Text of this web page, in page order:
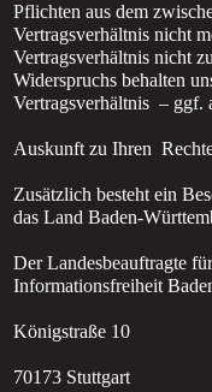
Pflichten aus dem
Vertragsverhältnis nicht
Vertragsverhältnis nicht
Widerspruchs behalten
Vertragsverhältnis – ggf.
Auskunft zu Ihren
Zusätzlich besteht ein
das Land Baden-
Der Landesbeauftragte
Informationsfreiheit
Königstraße 10
70173 Stuttgart